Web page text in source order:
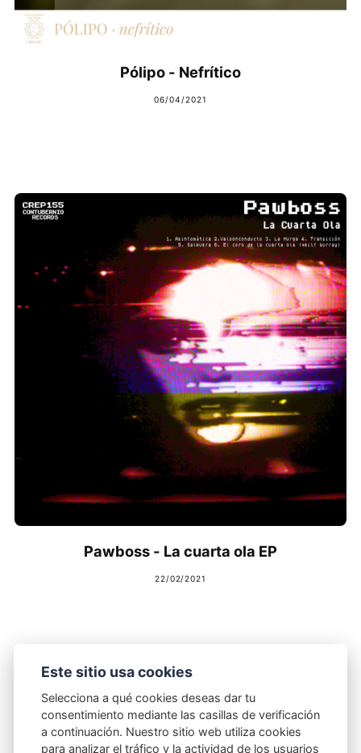
Pólipo - Nefrítico
06/04/2021
Pawboss - La cuarta ola EP
22/02/2021
Este sitio usa cookies
Selecciona a qué cookies deseas dar tu
consentimiento mediante las casillas de verificación
a continuación. Nuestro sitio web utiliza cookies
para analizar el tráfico y la actividad de los usuarios